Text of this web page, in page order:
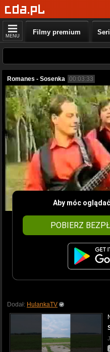
MENU Filmy premium
Romanes - Sosenka 00:03:33
Aby móc
POBIERZ
Dodał: HulankaTV